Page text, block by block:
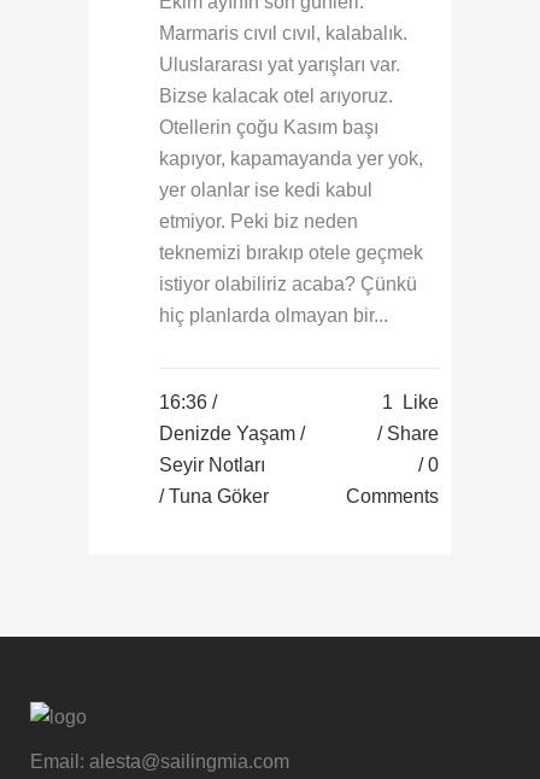
Marmaris cıvıl cıvıl, kalabalık.
Uluslararası yat yarışları var.
Bizse kalacak otel arıyoruz.
Otellerin çoğu Kasım başı
kapıyor, kapamayanda yer yok,
yer olanlar ise kedi kabul
etmiyor. Peki biz neden
teknemizi bırakıp otele geçmek
istiyor olabiliriz acaba? Çünkü
hiç planlarda olmayan bir...
16:36 /
Denizde Yaşam /
Seyir Notları
/ Tuna Göker
1
Like
Share
0
Comments
Email: alesta@sailingmia.com